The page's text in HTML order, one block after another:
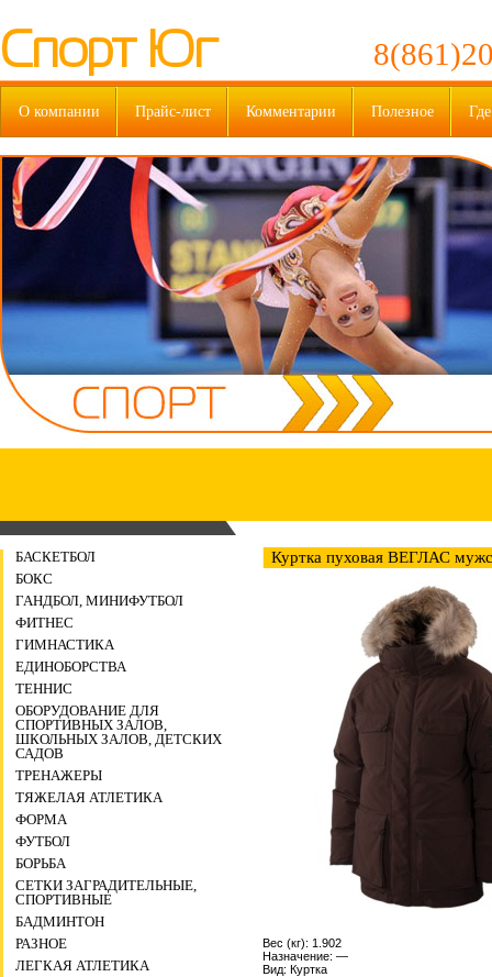
Спорт Юг
О компании Прайс-лист Комментарии Полезное
БАСКЕТБОЛ
БОКС
ГАНДБОЛ, МИНИФУТБОЛ
ФИТНЕС
ГИМНАСТИКА
ЕДИНОБОРСТВА
ТЕННИС
ОБОРУДОВАНИЕ ДЛЯ
СПОРТИВНЫХ ЗАЛОВ,
ШКОЛЬНЫХ ЗАЛОВ, ДЕТСКИХ
САДОВ
ТРЕНАЖЕРЫ
ТЯЖЕЛАЯ АТЛЕТИКА
ФОРМА
ФУТБОЛ
БОРЬБА
СЕТКИ ЗАГРАДИТЕЛЬНЫЕ,
СПОРТИВНЫЕ
БАДМИНТОН
РАЗНОЕ
ЛЕГКАЯ АТЛЕТИКА
Куртка пуховая ВЕГЛАС
Вес (кг): 1.902
Назначение: —
Вид: Куртка